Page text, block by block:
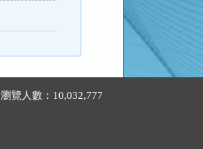
瀏覽人數：10,032,777